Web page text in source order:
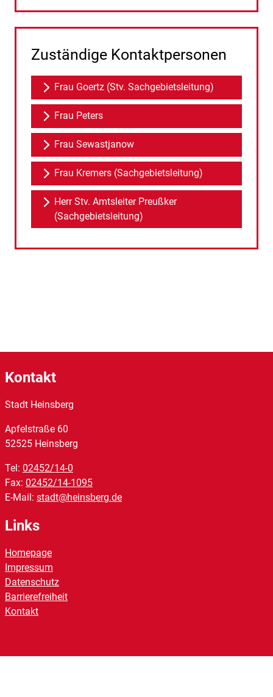
Zuständige Kontaktpersonen
Frau Goertz (Stv. Sachgebietsleitung)
Frau Peters
Frau Sewastjanow
Frau Kremers (Sachgebietsleitung)
Herr Stv. Amtsleiter Preußker
(Sachgebietsleitung)
Kontakt
Stadt Heinsberg
Apfelstraße 60
52525 Heinsberg
Tel: 02452/14-0
Fax: 02452/14-1095
E-Mail: stadt@heinsberg.de
Links
Homepage
Impressum
Datenschutz
Barrierefreiheit
Kontakt